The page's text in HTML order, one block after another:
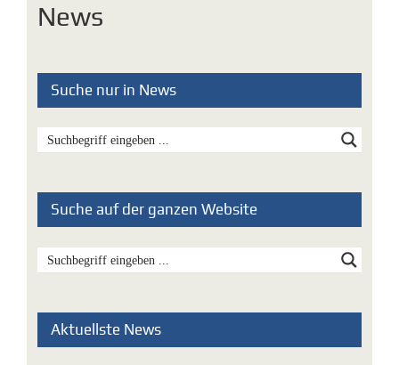
News
Suche nur in News
Suche auf der ganzen Website
Aktuellste News